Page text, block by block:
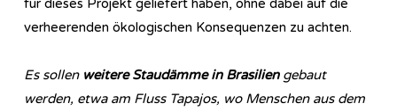
für dieses Projekt geliefert haben, ohne dabei auf die
verheerenden ökologischen Konsequenzen zu achten.
Es sollen weitere Staudämme in Brasiliengebaut
werden, etwa am Fluss Tapajos, wo Menschen aus dem